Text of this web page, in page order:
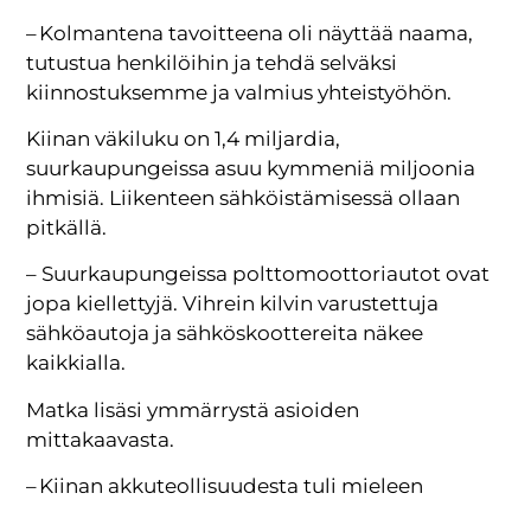
– Kolmantena tavoitteena oli näyttää naama,
tutustua henkilöihin ja tehdä selväksi
kiinnostuksemme ja valmius yhteistyöhön.
Kiinan väkiluku on 1,4 miljardia,
suurkaupungeissa asuu kymmeniä miljoonia
ihmisiä. Liikenteen sähköistämisessä ollaan
pitkällä.
– Suurkaupungeissa polttomoottoriautot ovat
jopa kiellettyjä. Vihrein kilvin varustettuja
sähköautoja ja sähköskoottereita näkee
kaikkialla.
Matka lisäsi ymmärrystä asioiden
mittakaavasta.
– Kiinan akkuteollisuudesta tuli mieleen